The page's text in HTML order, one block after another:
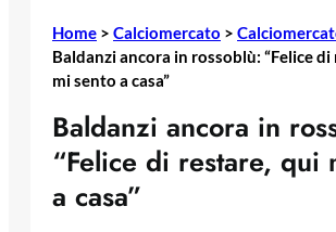
Home > Calciomercato >
Baldanzi ancora in rossoblù: “Felice
mi sento a casa”
Baldanzi ancora in
“Felice di restare, qui
a casa”